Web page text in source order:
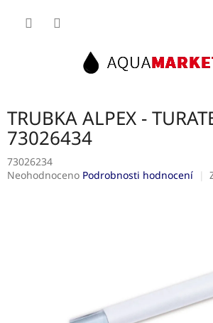
TRUBKA ALPEX -
73026434
73026234
Průměrné
Neohodnoceno Podrobnosti hodnocení